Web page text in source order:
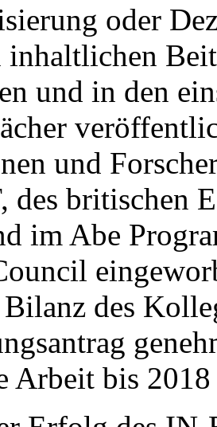
oder
inhaltlichen
und in den
und
, des britischen
im Abe
Bilanz des
Arbeit bis